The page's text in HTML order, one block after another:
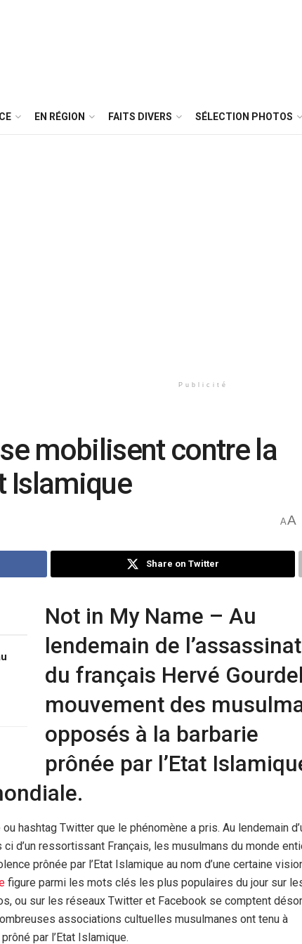
EN RÉGION FAITS DIVERS SÉLECTION PHOTOS
Publicité
mobilisent contre la
Islamique
AA
Share on Twitter
Not in My Name – Au
lendemain de l’assassinat
du français Hervé
mouvement des
opposés à la barbarie
prônée par l’Etat
hashtag Twitter que le phénomène a pris. Au lendemain
d’un ressortissant Français, les musulmans du monde
prônée par l’Etat Islamique au nom d’une certaine
figure parmi les mots clés les plus populaires du jour sur
ou sur les réseaux Twitter et Facebook se comptent
associations cultuelles musulmanes ont tenu à
par l’Etat Islamique.